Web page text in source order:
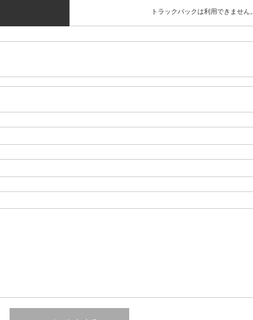
トラックバックは利用できません。